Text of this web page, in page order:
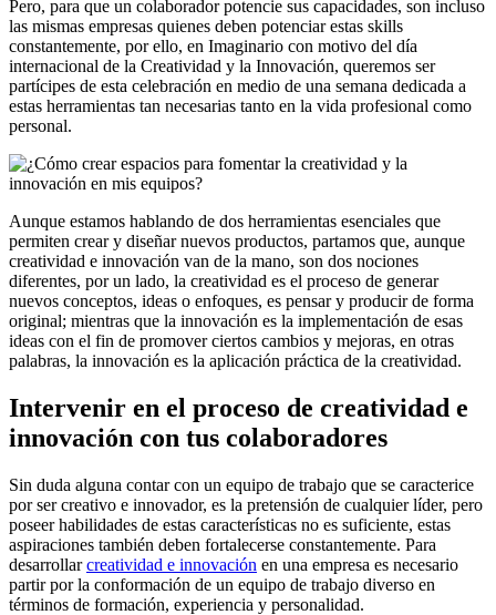
Pero, para que un colaborador potencie sus capacidades, son incluso
las mismas empresas quienes deben potenciar estas skills
constantemente, por ello, en Imaginario con motivo del día
internacional de la Creatividad y la Innovación, queremos ser
partícipes de esta celebración en medio de una semana dedicada a
estas herramientas tan necesarias tanto en la vida profesional como
personal.
Aunque estamos hablando de dos herramientas esenciales que
permiten crear y diseñar nuevos productos, partamos que, aunque
creatividad e innovación van de la mano, son dos nociones
diferentes, por un lado, la creatividad es el proceso de generar
nuevos conceptos, ideas o enfoques, es pensar y producir de forma
original; mientras que la innovación es la implementación de esas
ideas con el fin de promover ciertos cambios y mejoras, en otras
palabras, la innovación es la aplicación práctica de la creatividad.
Intervenir en el proceso de creatividad e
innovación con tus colaboradores
Sin duda alguna contar con un equipo de trabajo que se caracterice
por ser creativo e innovador, es la pretensión de cualquier líder, pero
poseer habilidades de estas características no es suficiente, estas
aspiraciones también deben fortalecerse constantemente. Para
desarrollarcreatividad e innovación en una empresa es necesario
partir por la conformación de un equipo de trabajo diverso en
términos de formación, experiencia y personalidad.